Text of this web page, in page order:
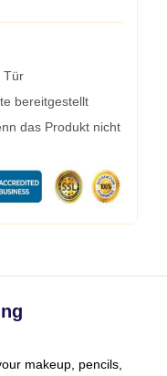
Tür
bereitgestellt
das Produkt nicht
makeup, pencils,